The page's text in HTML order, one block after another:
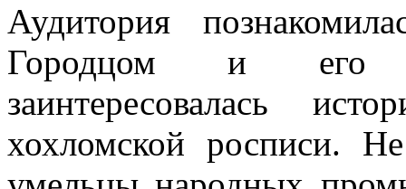
Аудитория
Городцом и его
заинтересовалась
хохломской росписи.